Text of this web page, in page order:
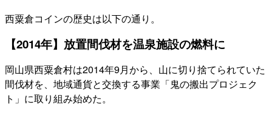
西粟倉コインの歴史は以下の通り。
【2014年】放置間伐材を温泉施設の燃料に
岡山県西粟倉村は2014年9月から、山に切り捨てられていた
間伐材を、地域通貨と交換する事業「鬼の搬出プロジェク
ト」に取り組み始めた。